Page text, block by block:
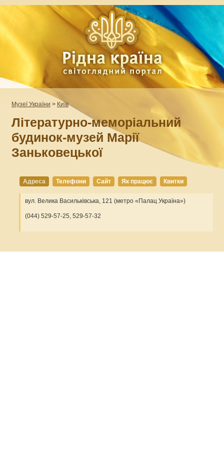
Музеї України > Київ
Літературно-меморіальний
будинок-музей Марії
Заньковецької
Адреса Телефони Сайт Як працює Квитки
вул. Велика Васильківська, 121 (метро «Палац Україна»)
(044) 529-57-25, 529-57-32